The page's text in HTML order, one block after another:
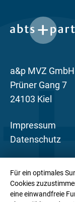
Für ein optimales
Cookies
eine einwandfreie
a&p MVZ GmbH
Prüner Gang 7
24103 Kiel
Impressum
Datenschutz